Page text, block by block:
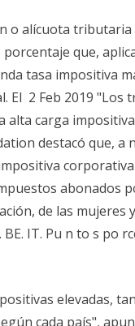
o alícuota tributaria
que,
tasa impositiva
El 2 Feb 2019 "Los
carga
destacó que,
abonados
de las mujeres
IT. Pu n to s po
elevadas,
cada país",